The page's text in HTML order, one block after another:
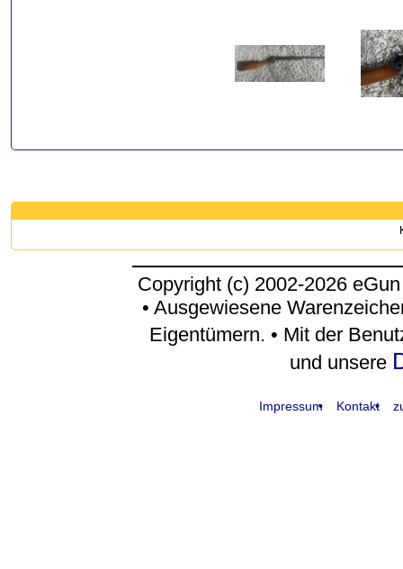
Copyright (c) 2002-2026
• Ausgewiesene
Eigentümern. • Mit der
und unsere
Impressum Kontakt